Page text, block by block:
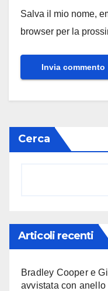
Salva il mio nome,
browser per la
Cerca
Articoli recenti
Bradley Cooper e
avvistata con anello